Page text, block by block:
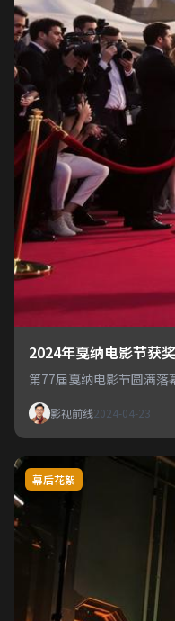
2024年戛纳电影节获
第77届戛纳电影节圆满
影视前线2024-04-23
幕后花絮